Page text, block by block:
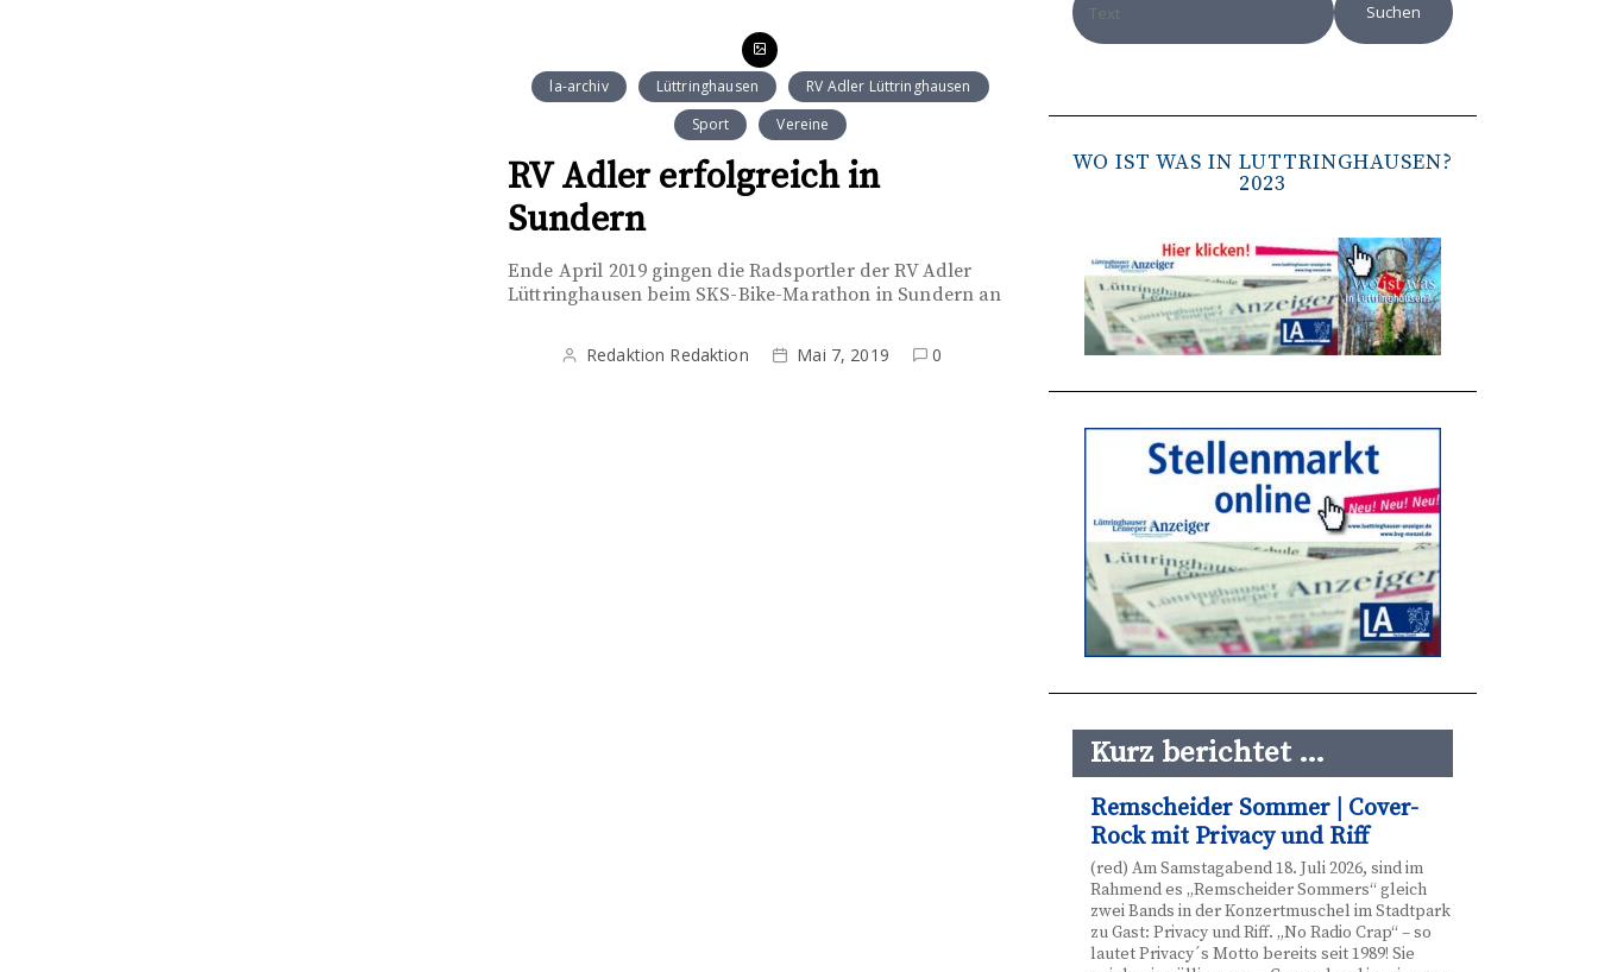
la-archiv Lüttringhausen
RV Adler Lüttringhausen
Sport
Vereine
RV Adler erfolgreich in
Sundern
Ende April 2019 gingen die Radsportler der RV Adler
Lüttringhausen beim SKS-Bike-Marathon in Sundern an
Redaktion Redaktion Mai 7, 2019 0
WO IST WAS IN LÜTTRINGHAUSEN?
2023
Kurz berichtet …
Remscheider Sommer | Cover-
Rock mit Privacy und Riff
(red) Am Samstagabend 18. Juli 2026, sind im
Rahmend es „Remscheider Sommers“ gleich
zwei Bands in der Konzertmuschel im Stadtpark
zu Gast: Privacy und Riff. „No Radio Crap“ – so
lautet Privacy´s Motto bereits seit 1989! Sie